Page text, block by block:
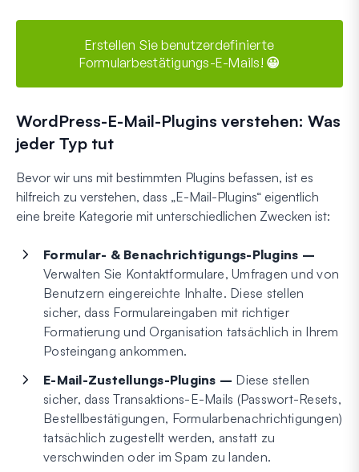
Erstellen Sie benutzerdefinierte
Formularbestätigungs-E-Mails! 😀
WordPress-E-Mail-Plugins verstehen: Was
jeder Typ tut
Bevor wir uns mit bestimmten Plugins befassen, ist es
hilfreich zu verstehen, dass „E-Mail-Plugins“ eigentlich
eine breite Kategorie mit unterschiedlichen Zwecken ist:
Formular- & Benachrichtigungs-Plugins –
Verwalten Sie Kontaktformulare, Umfragen und von
Benutzern eingereichte Inhalte. Diese stellen
sicher, dass Formulareingaben mit richtiger
Formatierung und Organisation tatsächlich in Ihrem
Posteingang ankommen.
E-Mail-Zustellungs-Plugins – Diese stellen
sicher, dass Transaktions-E-Mails (Passwort-Resets,
Bestellbestätigungen, Formularbenachrichtigungen)
tatsächlich zugestellt werden, anstatt zu
verschwinden oder im Spam zu landen.